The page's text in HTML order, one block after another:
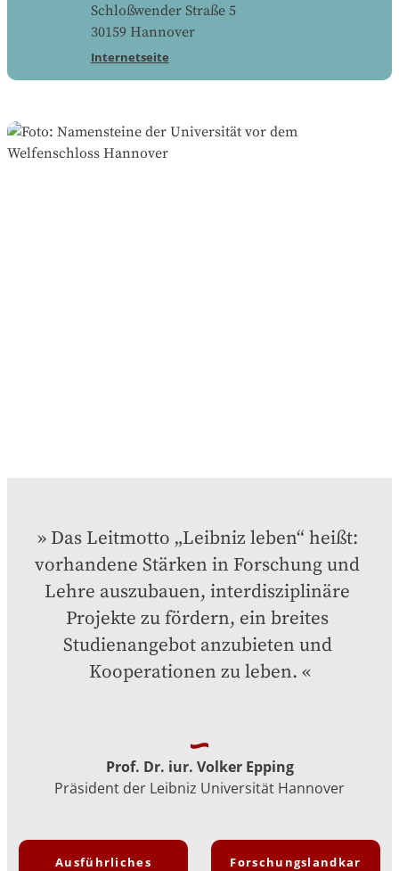
Schloßwender Straße 5
30159 Hannover
Internetseite
Das Leitmotto „Leibniz leben“ heißt:
vorhandene Stärken in Forschung und
Lehre auszubauen, interdisziplinäre
Projekte zu fördern, ein breites
Studienangebot anzubieten und
Kooperationen zu leben.
Prof. Dr. iur. Volker Epping
Präsident der Leibniz Universität Hannover
Ausführliches
Forschungslandkar